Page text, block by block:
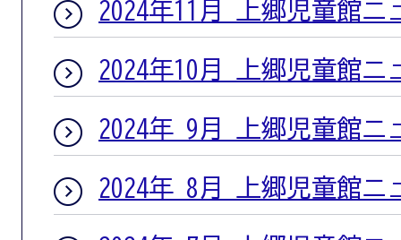
2024年11月 上郷児童館ニ
2024年10月 上郷児童館ニ
2024年 9月 上郷児童館ニ
2024年 8月 上郷児童館ニ